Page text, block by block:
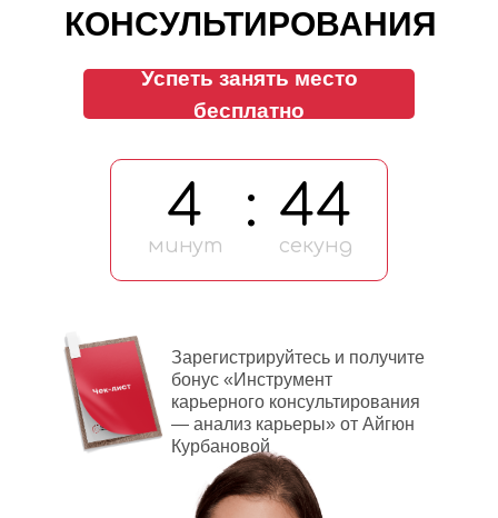
КОНСУЛЬТИРОВАНИЯ
Успеть занять место
бесплатно
Зарегистрируйтесь и получите
бонус «Инструмент
карьерного консультирования
— анализ карьеры» от Айгюн
Курбановой
4
минут
: 44
секунд